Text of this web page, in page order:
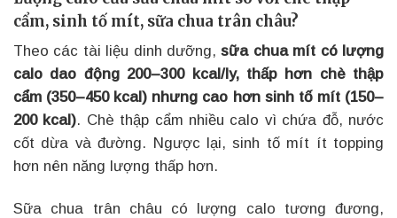
cẩm, sinh tố mít, sữa chua trân châu?
Theo các tài liệu dinh dưỡng,sữa chua mít có lượng
calo dao động 200–300 kcal/ly, thấp hơn chè thập
cẩm (350–450 kcal) nhưng cao hơn sinh tố mít (150–
200 kcal). Chè thập cẩm nhiều calo vì chứa đỗ, nước
cốt dừa và đường. Ngược lại, sinh tố mít ít topping
hơn nên năng lượng thấp hơn.
Sữa chua trân châu có lượng calo tương đương,